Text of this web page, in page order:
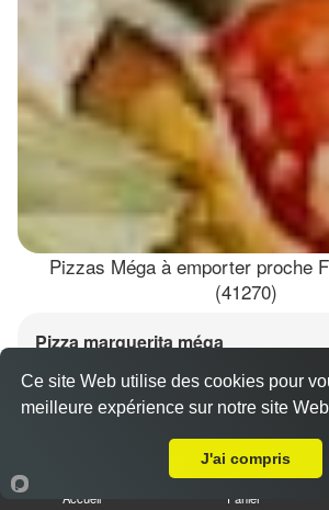
Pizzas Méga à emporter proche
(41270)
Pizza marguerita méga
Dès15.00 €
Base sauce tomate, mozzarella
Accueil Panier
Ce site Web utilise des cookies pour
meilleure expérience sur notre site Web
J'ai compris